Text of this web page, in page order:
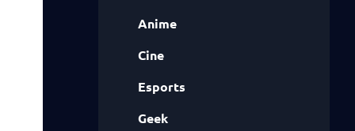
Anime
Cine
Esports
Geek